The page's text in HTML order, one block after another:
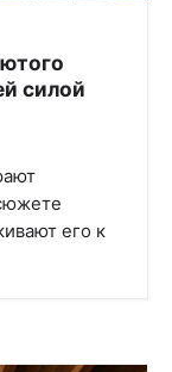
силой
его к